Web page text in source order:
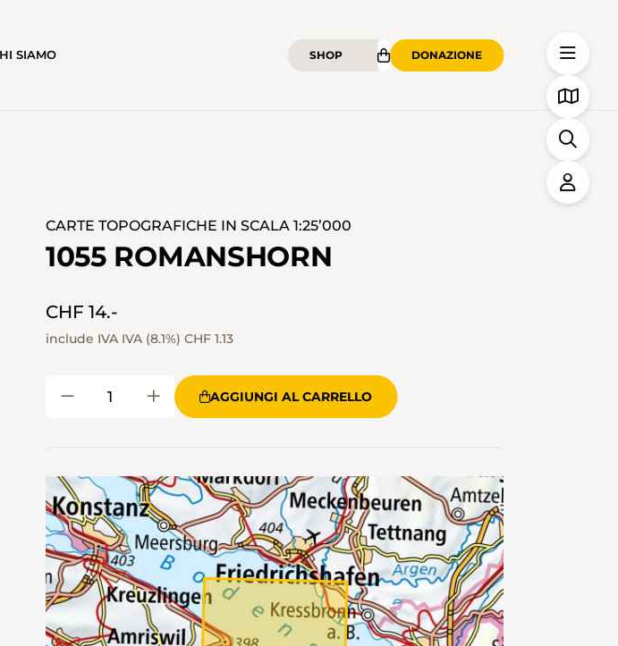
SIAMO SHOP DONAZIONE
CARTE TOPOGRAFICHE IN SCALA 1:25’000
1055 ROMANSHORN
CHF 14.-
include IVA IVA (8.1%) CHF 1.13
AGGIUNGI AL CARRELLO